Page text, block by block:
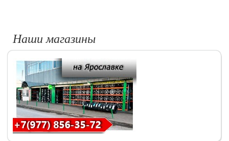
Наши магазины